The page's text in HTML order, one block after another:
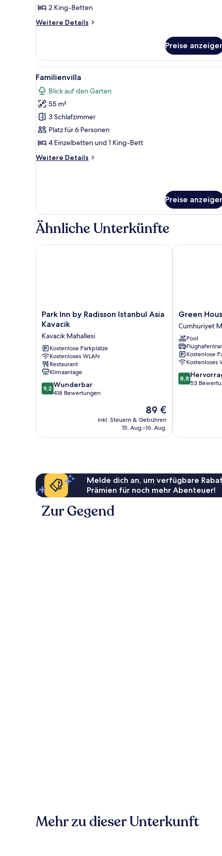
2 King-Betten
Weitere Details
Weitere
Ferienhaus
Preise
Alle
Fotos
für
Familienvilla
anzeigen
Ein Picknickplatz mit einer
19
Familienvilla
Blick auf den Garten
55 m²
3 Schlafzimmer
Platz für 6 Personen
4 Einzelbetten und 1 King-Bett
Weitere Details
Weitere
Preise
Ähnliche Unterkünfte
Park
Inn
Radisson
Istanbul
Asia
Kavacik
Kavacık
Mahallesi
Park Inn by Radisson Istanbul Asia
Kavacik
Kavacık Mahallesi
Kostenlose Parkplätze
Kostenloses WLAN
Restaurant
Klimaanlage
9.2
von
9,2 Wunderbar
418 Bewertungen
Der
Preis
beträgt
89 €
inkl. Steuern & Gebühren
15. Aug.–16. Aug.
Park Inn by Radisson Istanbul Asia Kavacik
Green
House
Garden
Park
Cumhuriyet
Mahallesi
Green
Cumhuriyet
Pool
Kostenlose
Kostenloses
8.8
von
8,8
53
Green House
Melde dich an, um verfügbare
Prämien für noch mehr Abenteuer!
Zur Gegend
Mehr zu dieser Unterkunft